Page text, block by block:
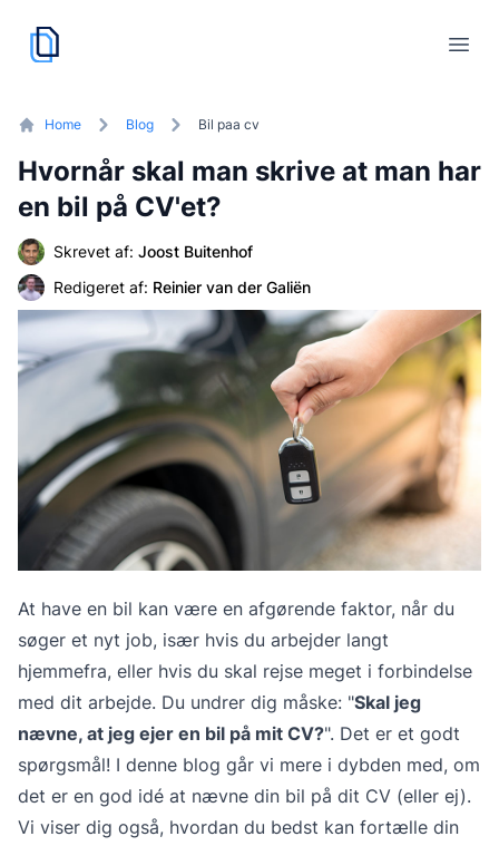
cvskaber.dk
Åbn
Home Blog Bil paa cv
Hvornår skal man skrive at man har
en bil på CV'et?
Skrevet af: Joost Buitenhof
Redigeret af: Reinier van der Galiën
At have en bil kan være en afgørende faktor, når du
søger et nyt job, især hvis du arbejder langt
hjemmefra, eller hvis du skal rejse meget i forbindelse
med dit arbejde. Du undrer dig måske: "Skal jeg
nævne, at jeg ejer en bil på mit CV?". Det er et godt
spørgsmål! I denne blog går vi mere i dybden med, om
det er en god idé at nævne din bil på dit CV (eller ej).
Vi viser dig også, hvordan du bedst kan fortælle din